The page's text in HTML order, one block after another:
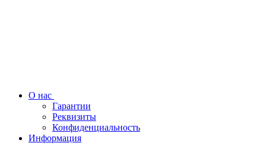
О нас
Гарантии
Реквизиты
Конфиденциальность
Информация